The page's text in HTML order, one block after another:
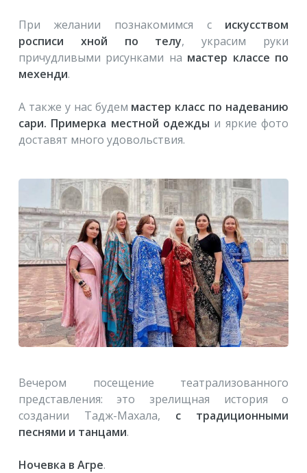
При желании познакомимся с искусством
росписи хной по телу, украсим руки
причудливыми рисунками на мастер классе по
мехенди.
А также у нас будем мастер класс по надеванию
сари. Примерка местной одежды и яркие фото
доставят много удовольствия.
Вечером посещение театрализованного
представления: это зрелищная история о
создании Тадж-Махала, с традиционными
песнями и танцами.
Ночевка в Агре.